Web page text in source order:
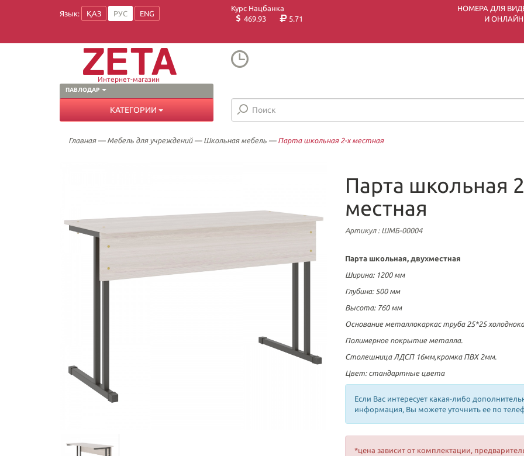
Язык: ҚАЗ РУС ENG
Курс Нацбанка
469.93
5.71
НОМЕРА ДЛЯ
И ОНЛАЙН
ПАВЛОДАР
Интернет-магазин
КАТЕГОРИИ
Главная— Мебель для учреждений— Школьная мебель — Парта школьная 2-х местная
Парта школьная
местная
Артикул: ШМБ-00004
Парта школьная, двухместная
Ширина: 1200 мм
Глубина: 500 мм
Высота: 760 мм
Основание металлокаркас труба 25*25
Полимерное покрытие металла.
Столешница ЛДСП 16мм,кромка ПВХ 2мм.
Цвет: стандартные цвета
Если Вас интересует какая-либо
информация, Вы можете уточнить ее по
*цена зависит от комплектации,